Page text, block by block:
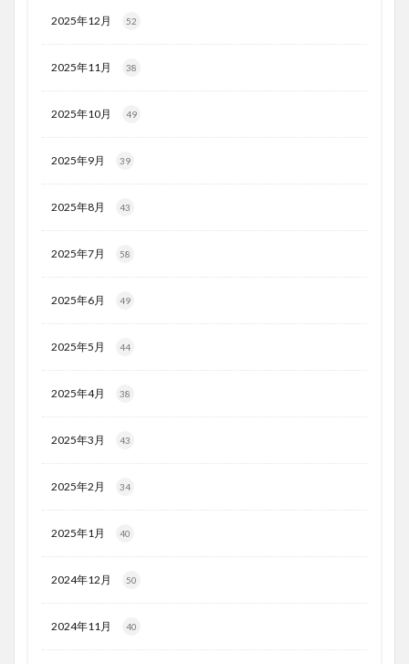
2025年12月 52
2025年11月 38
2025年10月 49
2025年9月 39
2025年8月 43
2025年7月 58
2025年6月 49
2025年5月 44
2025年4月 38
2025年3月 43
2025年2月 34
2025年1月 40
2024年12月 50
2024年11月 40